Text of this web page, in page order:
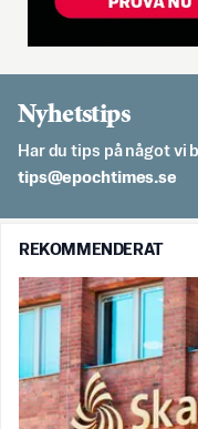
Nyhetstips
Har du tips på något vi
es.semithcope@spit
REKOMMENDERAT